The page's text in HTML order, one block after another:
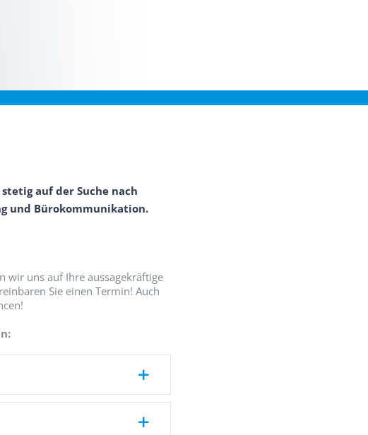
auf der Suche nach
und Bürokommunikation.
wir uns auf Ihre aussagekräftige
Sie einen Termin! Auch